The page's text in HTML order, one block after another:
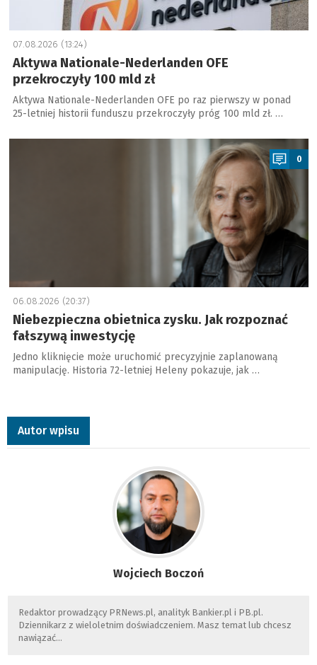
07.08.2026 (13:24)
Aktywa Nationale-Nederlanden OFE
przekroczyły 100 mld zł
Aktywa Nationale-Nederlanden OFE po raz pierwszy w ponad
25-letniej historii funduszu przekroczyły próg 100 mld zł. …
a
0
06.08.2026 (20:37)
Niebezpieczna obietnica zysku. Jak rozpoznać
fałszywą inwestycję
Jedno kliknięcie może uruchomić precyzyjnie zaplanowaną
manipulację. Historia 72-letniej Heleny pokazuje, jak …
Autor wpisu
Wojciech Boczoń
Redaktor prowadzący PRNews.pl, analityk Bankier.pl i PB.pl.
Dziennikarz z wieloletnim doświadczeniem. Masz temat lub chcesz
nawiązać…